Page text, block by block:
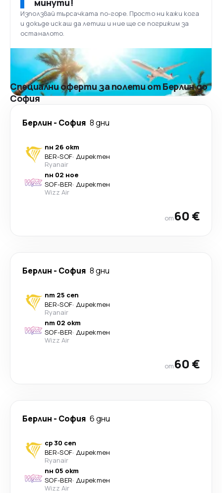
минути!
Използвай търсачката по-горе. Просто ни кажи кога
и докъде искаш да летиш и ние ще се погрижим за
останалото.
Специални оферти за полети от Берлин до
София
Берлин - София 8 дни
пн 26 окт
BER-SOF· Директен
Ryanair
пн 02 ное
SOF-BER· Директен
Wizz Air
от60 €
Берлин - София 8 дни
пт 25 сеп
BER-SOF· Директен
Ryanair
пт 02 окт
SOF-BER· Директен
Wizz Air
от60 €
Берлин - София 6 дни
ср 30 сеп
BER-SOF· Директен
Ryanair
пн 05 окт
SOF-BER· Директен
Wizz Air